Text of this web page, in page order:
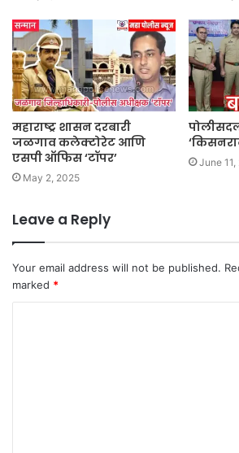
महाराष्ट्र शासन दरबारी
जळगाव कलेक्टोरेट आणि
एसपी ऑफिस ‘टॉपर’
May 2, 2025
June
Leave a Reply
Your email address will not be published.
marked *